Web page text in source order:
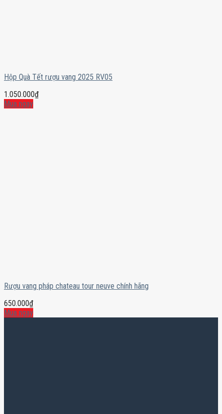
Hộp Quà Tết rượu vang 2025 RV05
1.050.000₫
Mua ngay
Rượu vang pháp chateau tour neuve chính hãng
650.000₫
Mua ngay